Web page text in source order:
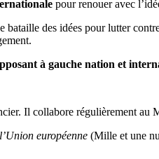
pour renouer avec
des idées pour lutter
à gauche nation et
Il collabore régulièrement au
européenne (Mille et une